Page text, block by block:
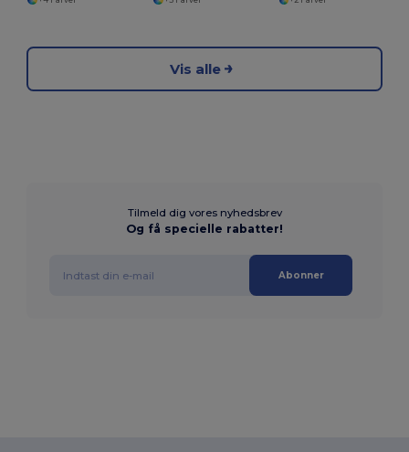
Vis alle
Tilmeld dig vores nyhedsbrev
Og få specielle rabatter!
Abonner